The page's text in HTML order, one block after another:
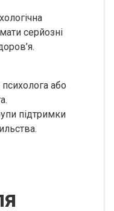
серйозні
або
підтримки